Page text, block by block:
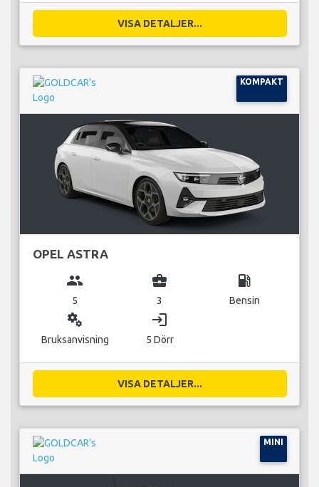
VISA DETALJER...
KOMPAKT
OPEL ASTRA
group
5
business_center
3
local_gas_station
Bensin
miscellaneous_services
Bruksanvisning
login
5 Dörr
VISA DETALJER...
MINI